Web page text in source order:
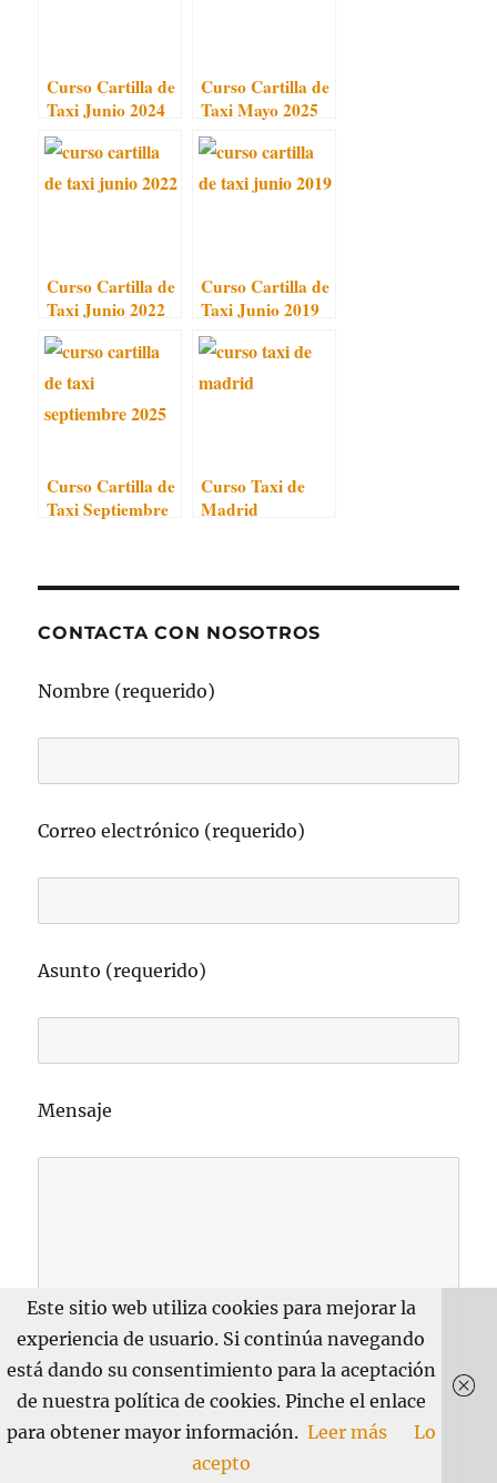
Curso Cartilla de
Taxi Junio 2024
Curso Cartilla de
Taxi Mayo 2025
Curso Cartilla de
Taxi Junio 2022
Curso Cartilla de
Taxi Junio 2019
Curso Cartilla de
Taxi Septiembre
Curso Taxi de
Madrid
CONTACTA CON NOSOTROS
Nombre (requerido)
Correo electrónico (requerido)
Asunto (requerido)
Mensaje
Este sitio web utiliza cookies para mejorar la
experiencia de usuario. Si continúa navegando
está dando su consentimiento para la aceptación
de nuestra política de cookies. Pinche el enlace
para obtener mayor información. Leer más
Lo
acepto